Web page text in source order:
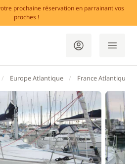
prochaine réservation en parrainant vos
proches !
Europe Atlantique France Atlantique